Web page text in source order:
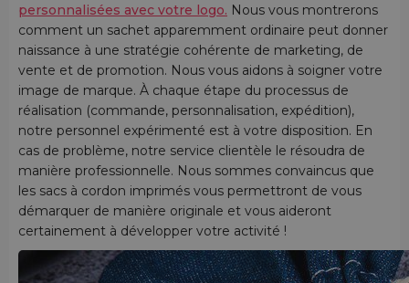
personnalisées avec votre logo. Nous vous montrerons
comment un sachet apparemment ordinaire peut donner
naissance à une stratégie cohérente de marketing, de
vente et de promotion. Nous vous aidons à soigner votre
image de marque. À chaque étape du processus de
réalisation (commande, personnalisation, expédition),
notre personnel expérimenté est à votre disposition. En
cas de problème, notre service clientèle le résoudra de
manière professionnelle. Nous sommes convaincus que
les sacs à cordon imprimés vous permettront de vous
démarquer de manière originale et vous aideront
certainement à développer votre activité !